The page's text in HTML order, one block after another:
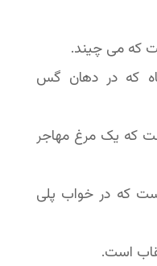
که مى چیند.
که در دهان گس
که یک مرغ مهاجر
که در خواب پلى
است.